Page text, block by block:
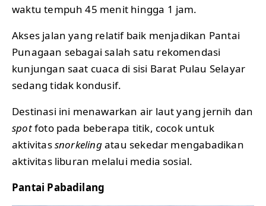
waktu tempuh 45 menit hingga 1 jam.
Akses jalan yang relatif baik menjadikan Pantai
Punagaan sebagai salah satu rekomendasi
kunjungan saat cuaca di sisi Barat Pulau Selayar
sedang tidak kondusif.
Destinasi ini menawarkan air laut yang jernih dan
spotfoto pada beberapa titik, cocok untuk
aktivitassnorkelingatau sekedar mengabadikan
aktivitas liburan melalui media sosial.
Pantai Pabadilang